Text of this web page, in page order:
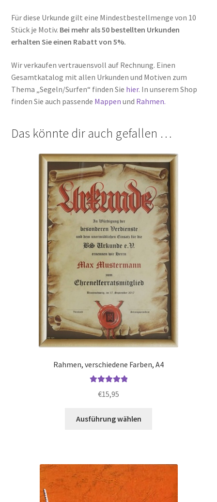
Für diese Urkunde gilt eine Mindestbestellmenge von 10
Stück je Motiv. Bei mehr als 50 bestellten Urkunden
erhalten Sie einen Rabatt von 5%.
Wir verkaufen vertrauensvoll auf Rechnung. Einen
Gesamtkatalog mit allen Urkunden und Motiven zum
Thema „Segeln/Surfen“ finden Sie hier. In unserem Shop
finden Sie auch passende Mappen und Rahmen.
Das könnte dir auch gefallen …
Rahmen, verschiedene Farben, A4
von 5
€15,95
Ausführung wählen
Optionen